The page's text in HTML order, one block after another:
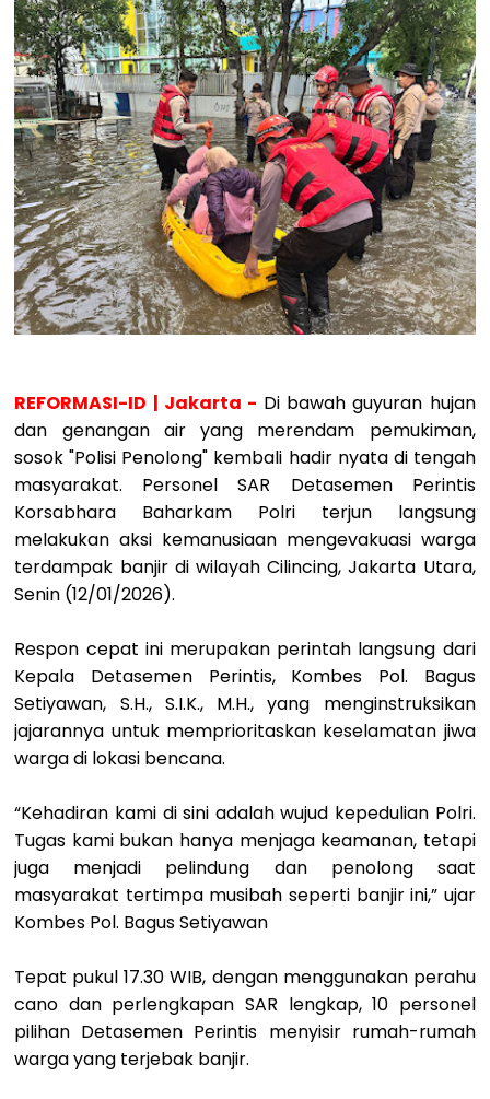
REFORMASI-ID | Jakarta - Di bawah guyuran hujan
dan genangan air yang merendam pemukiman,
sosok "Polisi Penolong" kembali hadir nyata di tengah
masyarakat. Personel SAR Detasemen Perintis
Korsabhara Baharkam Polri terjun langsung
melakukan aksi kemanusiaan mengevakuasi warga
terdampak banjir di wilayah Cilincing, Jakarta Utara,
Senin (12/01/2026).
Respon cepat ini merupakan perintah langsung dari
Kepala Detasemen Perintis, Kombes Pol. Bagus
Setiyawan, S.H., S.I.K., M.H., yang menginstruksikan
jajarannya untuk memprioritaskan keselamatan jiwa
warga di lokasi bencana.
“Kehadiran kami di sini adalah wujud kepedulian Polri.
Tugas kami bukan hanya menjaga keamanan, tetapi
juga menjadi pelindung dan penolong saat
masyarakat tertimpa musibah seperti banjir ini,” ujar
Kombes Pol. Bagus Setiyawan
Tepat pukul 17.30 WIB, dengan menggunakan perahu
cano dan perlengkapan SAR lengkap, 10 personel
pilihan Detasemen Perintis menyisir rumah-rumah
warga yang terjebak banjir.